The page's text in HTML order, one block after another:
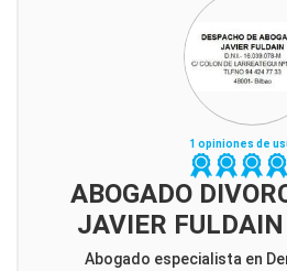
1 opiniones de
ABOGADO
JAVIER
Abogado especialista en